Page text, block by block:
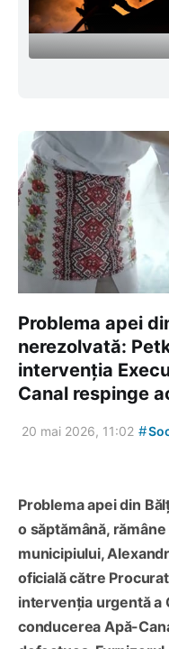
Problema apei
nerezolvată:
intervenția
Canal respinge
20 mai 2026, 11:02 #
Problema apei din
o săptămână,
municipiului,
oficială către
intervenția urgentă a
conducerea Apă-